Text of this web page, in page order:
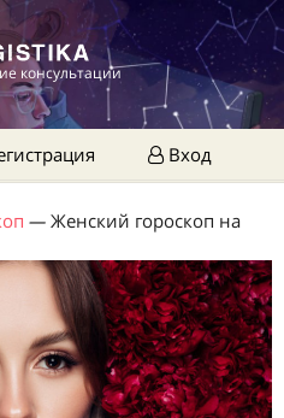
консультации
Вход
— Женский гороскоп на